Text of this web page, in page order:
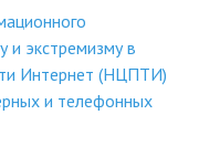
и экстремизму в
Интернет (НЦПТИ)
и телефонных